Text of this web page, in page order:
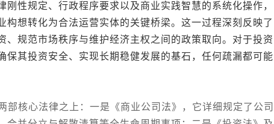
性规定、行政程序要求以及商业实践智慧的系统化操作，
构想转化为合法运营实体的关键桥梁。这一过程深刻反映了
、规范市场秩序与维护经济主权之间的政策取向。对于投资
保其投资安全、实现长期稳健发展的基石，任何疏漏都可能
核心法律之上：一是《商业公司法》，它详细规定了公司